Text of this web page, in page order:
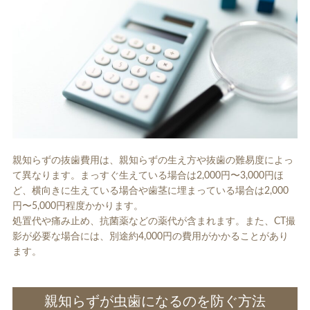
親知らずの抜歯費用は、親知らずの生え方や抜歯の難易度によっ
て異なります。まっすぐ生えている場合は2,000円〜3,000円ほ
ど、横向きに生えている場合や歯茎に埋まっている場合は2,000
円〜5,000円程度かかります。
処置代や痛み止め、抗菌薬などの薬代が含まれます。また、CT撮
影が必要な場合には、別途約4,000円の費用がかかることがあり
ます。
親知らずが虫歯になるのを防ぐ方法